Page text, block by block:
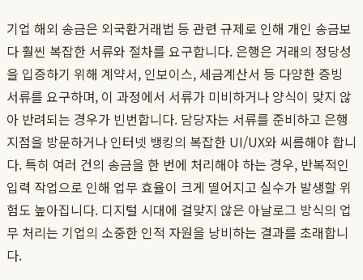
기업 해외 송금은 외국환거래법 등 관련 규제로 인해 개인 송금보
다 훨씬 복잡한 서류와 절차를 요구합니다. 은행은 거래의 정당성
을 입증하기 위해 계약서, 인보이스, 세금계산서 등 다양한 증빙
서류를 요구하며, 이 과정에서 서류가 미비하거나 양식이 맞지 않
아 반려되는 경우가 빈번합니다. 담당자는 서류를 준비하고 은행
지점을 방문하거나 인터넷 뱅킹의 복잡한 UI/UX와 씨름해야 합니
다. 특히 여러 건의 송금을 한 번에 처리해야 하는 경우, 반복적인
입력 작업으로 인해 업무 효율이 크게 떨어지고 실수가 발생할 위
험도 높아집니다. 디지털 시대에 걸맞지 않은 아날로그 방식의 업
무 처리는 기업의 소중한 인적 자원을 낭비하는 결과를 초래합니
다.